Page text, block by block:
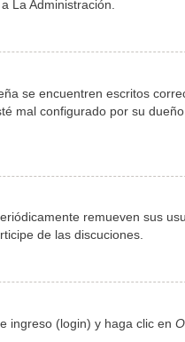
La Administración.
se encuentren escritos
mal configurado por su
remueven sus
de las discuciones.
ingreso (login) y haga clic en